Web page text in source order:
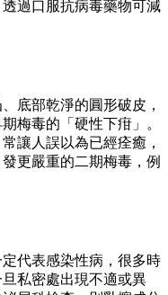
過口服抗病毒藥物可減
底部乾淨的圓形破皮，
梅毒的「硬性下疳」。
讓人誤以為已經痊癒，
更嚴重的二期梅毒，例
代表感染性病，很多時
私密處出現不適或異